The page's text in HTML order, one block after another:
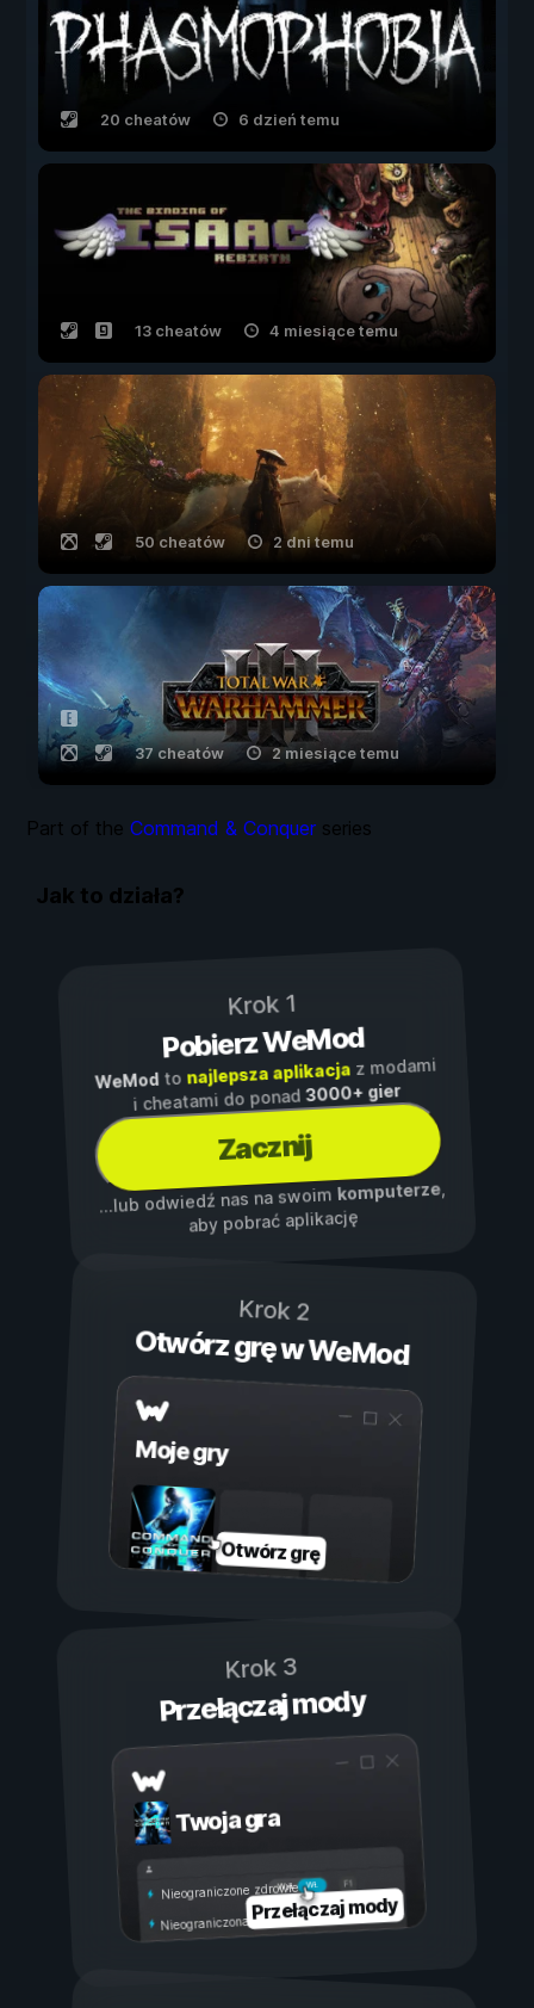
20 cheatów 6 dzień temu
13 cheatów 4 miesiące temu
50 cheatów 2 dni temu
37 cheatów 2 miesiące temu
Part of the Command & Conquer series
Jak to działa?
Krok 1
Pobierz WeMod
WeModto najlepsza aplikacjaz modami
i cheatami do ponad3000+ gier
Zacznij
...lub odwiedź nas na swoim komputerze,
aby pobrać aplikację
Krok 2
Otwórz grę w WeMod
Moje gry
Otwórz grę
Krok 3
Przełączaj mody
Twoja gra
Wł.
Wył.
Nieograniczone zdrowie
Nieograniczona wytrzymałość
Przełączaj mody